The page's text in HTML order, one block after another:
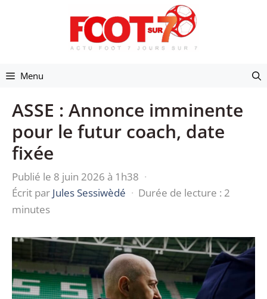
Menu
ASSE : Annonce imminente
pour le futur coach, date
fixée
Publié le 8 juin 2026 à 1h38 ·
Écrit par Jules Sessiwèdé · Durée de lecture : 2
minutes